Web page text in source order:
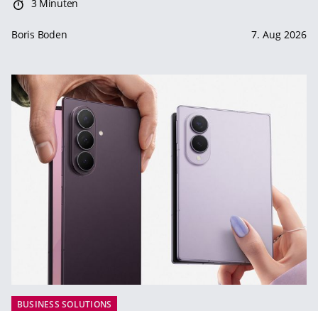
3 Minuten
Boris Boden 7. Aug 2026
BUSINESS SOLUTIONS